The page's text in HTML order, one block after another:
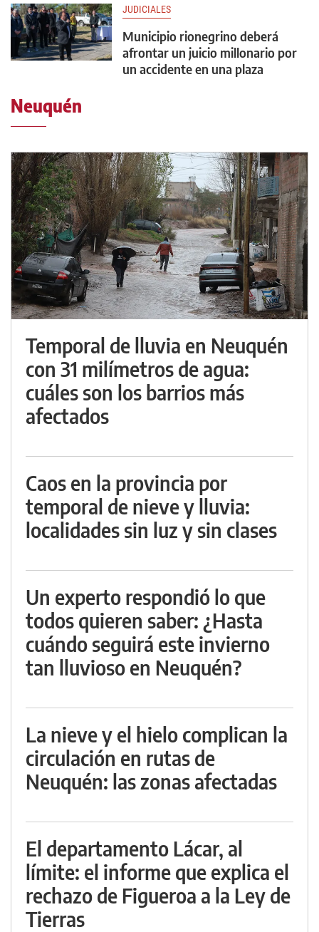
JUDICIALES
Municipio rionegrino deberá
afrontar un juicio millonario por
un accidente en una plaza
Neuquén
Temporal de lluvia en Neuquén
con 31 milímetros de agua:
cuáles son los barrios más
afectados
Caos en la provincia por
temporal de nieve y lluvia:
localidades sin luz y sin clases
Un experto respondió lo que
todos quieren saber: ¿Hasta
cuándo seguirá este invierno
tan lluvioso en Neuquén?
La nieve y el hielo complican la
circulación en rutas de
Neuquén: las zonas afectadas
El departamento Lácar, al
límite: el informe que explica el
rechazo de Figueroa a la Ley de
Tierras